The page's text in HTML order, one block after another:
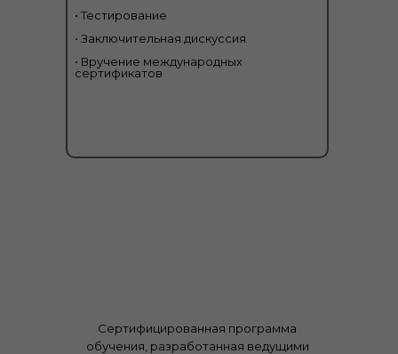
Сертифицированная программа
обучения, разработанная ведущими
• Тестирование
• Заключительная дискуссия
• Вручение международных
сертификатов